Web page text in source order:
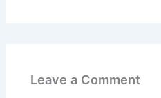
Leave a Comment